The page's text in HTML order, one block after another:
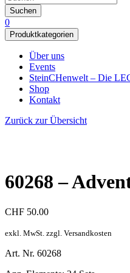
Suchen
0
Produktkategorien
Über uns
Events
SteinCHenwelt – Die
Shop
Kontakt
Zurück zur Übersicht
60268 –
CHF 50.00
exkl. MwSt. zzgl. Versandkosten
Art. Nr. 60268